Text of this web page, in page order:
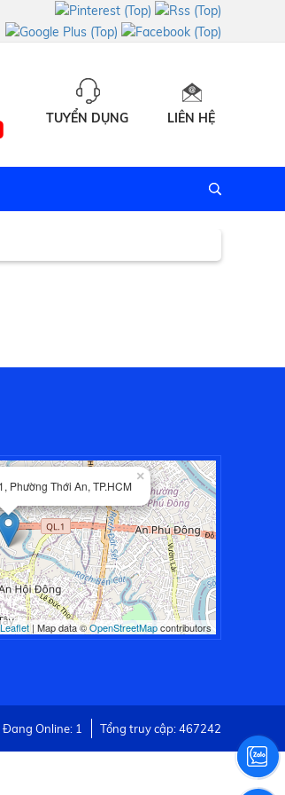
TUYỂN DỤNG LIÊN HỆ
Phường Thới An, TP.HCM
×
Leaflet| Map data ©OpenStreetMapcontributors
Đang Online: 1 Tổng truy cập: 467242